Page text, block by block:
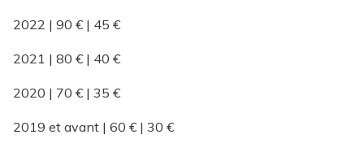
2022 | 90 € | 45 €
2021 | 80 € | 40 €
2020 | 70 € | 35 €
2019 et avant | 60 € | 30 €